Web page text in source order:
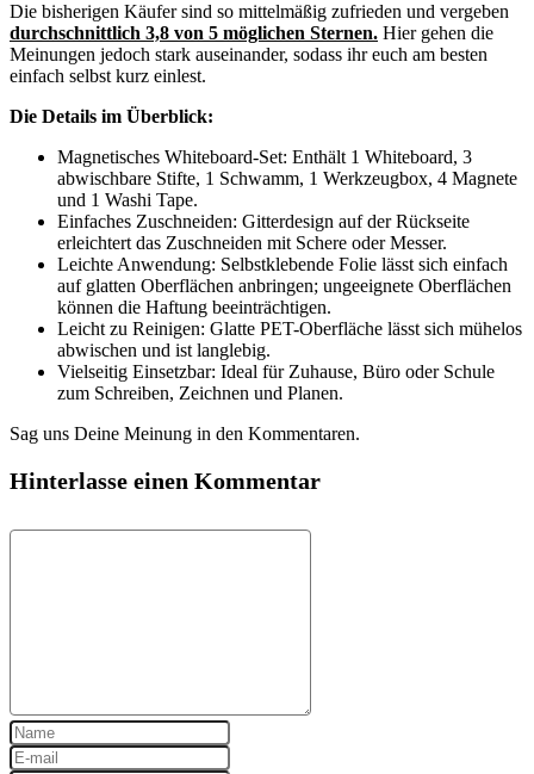
Die bisherigen Käufer sind so mittelmäßig zufrieden und vergeben
durchschnittlich 3,8 von 5 möglichen Sternen. Hier gehen die
Meinungen jedoch stark auseinander, sodass ihr euch am besten
einfach selbst kurz einlest.
Die Details im Überblick:
Magnetisches Whiteboard-Set: Enthält 1 Whiteboard, 3
abwischbare Stifte, 1 Schwamm, 1 Werkzeugbox, 4 Magnete
und 1 Washi Tape.
Einfaches Zuschneiden: Gitterdesign auf der Rückseite
erleichtert das Zuschneiden mit Schere oder Messer.
Leichte Anwendung: Selbstklebende Folie lässt sich einfach
auf glatten Oberflächen anbringen; ungeeignete Oberflächen
können die Haftung beeinträchtigen.
Leicht zu Reinigen: Glatte PET-Oberfläche lässt sich mühelos
abwischen und ist langlebig.
Vielseitig Einsetzbar: Ideal für Zuhause, Büro oder Schule
zum Schreiben, Zeichnen und Planen.
Sag uns Deine Meinung in den Kommentaren.
Hinterlasse einen Kommentar